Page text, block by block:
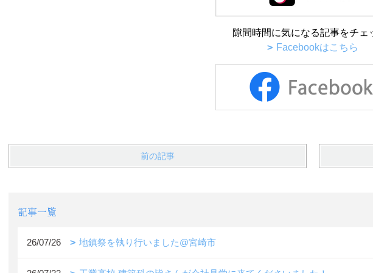
隙間時間に気になる記事をチェ
Facebookはこちら
前の記事
記事一覧
26/07/26 地鎮祭を執り行いました@宮崎市